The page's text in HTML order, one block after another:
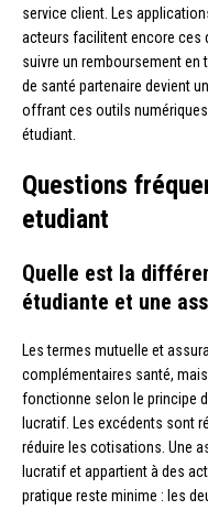
service client. Les
acteurs facilitent encore ces
suivre un remboursement
de santé partenaire devient
offrant ces outils
étudiant.
Questions
etudiant
Quelle est la
étudiante et une
Les termes mutuelle et
complémentaires santé,
fonctionne selon le principe
lucratif. Les excédents sont
réduire les cotisations. Une
lucratif et appartient à des
pratique reste minime : les